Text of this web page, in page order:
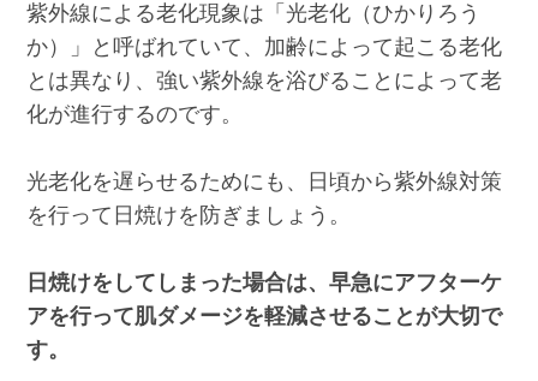
紫外線による老化現象は「光老化（ひかりろう
か）」と呼ばれていて、加齢によって起こる老化
とは異なり、強い紫外線を浴びることによって老
化が進行するのです。
光老化を遅らせるためにも、日頃から紫外線対策
を行って日焼けを防ぎましょう。
日焼けをしてしまった場合は、早急にアフターケ
アを行って肌ダメージを軽減させることが大切で
す。